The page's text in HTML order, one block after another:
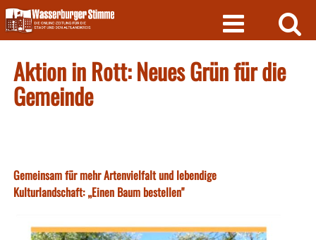
Skip
to
content
Aktion in Rott: Neues Grün für die
Gemeinde
Gemeinsam für mehr Artenvielfalt und lebendige
Kulturlandschaft: „Einen Baum bestellen"